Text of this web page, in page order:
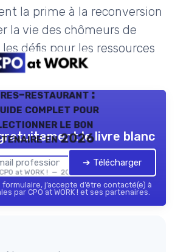
la prime à la reconversion
la vie des chômeurs de
défis pour les ressources
restaurant :
complet pour
le bon
en 2026
CPO at WORK ! — 2026
le livre blanc
➔ Télécharger
j’accepte d’être contacté(e) à
par CPO at WORK ! et ses partenaires.